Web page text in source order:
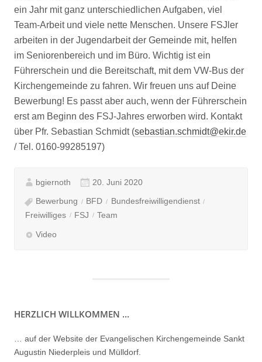
ein Jahr mit ganz unterschiedlichen Aufgaben, viel
Team-Arbeit und viele nette Menschen. Unsere FSJler
arbeiten in der Jugendarbeit der Gemeinde mit, helfen
im Seniorenbereich und im Büro. Wichtig ist ein
Führerschein und die Bereitschaft, mit dem VW-Bus der
Kirchengemeinde zu fahren. Wir freuen uns auf Deine
Bewerbung! Es passt aber auch, wenn der Führerschein
erst am Beginn des FSJ-Jahres erworben wird. Kontakt
über Pfr. Sebastian Schmidt (sebastian.schmidt@ekir.de
/ Tel. 0160-99285197)
bgiernoth 20. Juni 2020
Bewerbung BFD
Bundesfreiwilligendienst
Freiwilliges
FSJ Team
Video
HERZLICH WILLKOMMEN …
… auf der Website der Evangelischen Kirchengemeinde Sankt
Augustin Niederpleis und Mülldorf.